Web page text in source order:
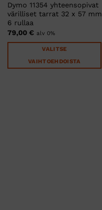
Dymo 11354 yhteensopivat
värilliset tarrat 32 x 57 mm
6 rullaa
79,00 € alv 0%
VALITSE
VAIHTOEHDOISTA